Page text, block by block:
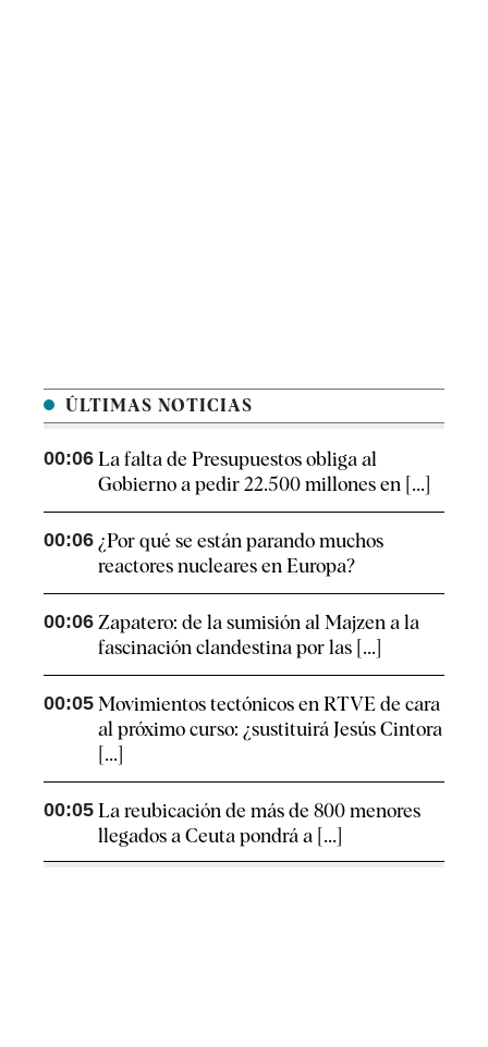
ÚLTIMAS NOTICIAS
00:06 La falta de Presupuestos obliga al
Gobierno a pedir 22.500 millones en [...]
00:06 ¿Por qué se están parando muchos
reactores nucleares en Europa?
00:06 Zapatero: de la sumisión al Majzen a la
fascinación clandestina por las [...]
00:05 Movimientos tectónicos en RTVE de cara
al próximo curso: ¿sustituirá Jesús Cintora
[...]
00:05 La reubicación de más de 800 menores
llegados a Ceuta pondrá a [...]